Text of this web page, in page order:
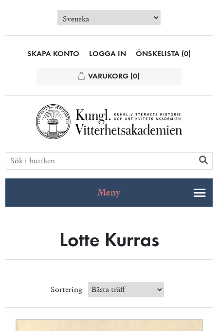
SKAPA KONTO LOGGA IN ÖNSKELISTA (0)
VARUKORG (0)
Meny
Lotte Kurras
Sortering